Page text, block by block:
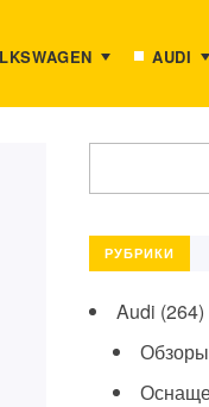
AUDI
РУБРИКИ
Audi (264)
Обзоры